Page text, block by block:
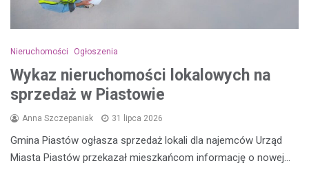
Nieruchomości Ogłoszenia
Wykaz nieruchomości lokalowych na
sprzedaż w Piastowie
Anna Szczepaniak 31 lipca 2026
Gmina Piastów ogłasza sprzedaż lokali dla najemców Urząd
Miasta Piastów przekazał mieszkańcom informację o nowej…